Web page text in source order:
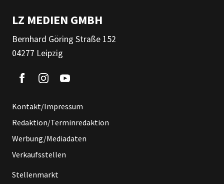
LZ MEDIEN GMBH
Bernhard Göring Straße 152
04277 Leipzig
Kontakt/Impressum
Redaktion/Terminredaktion
Werbung/Mediadaten
Verkaufsstellen
Stellenmarkt